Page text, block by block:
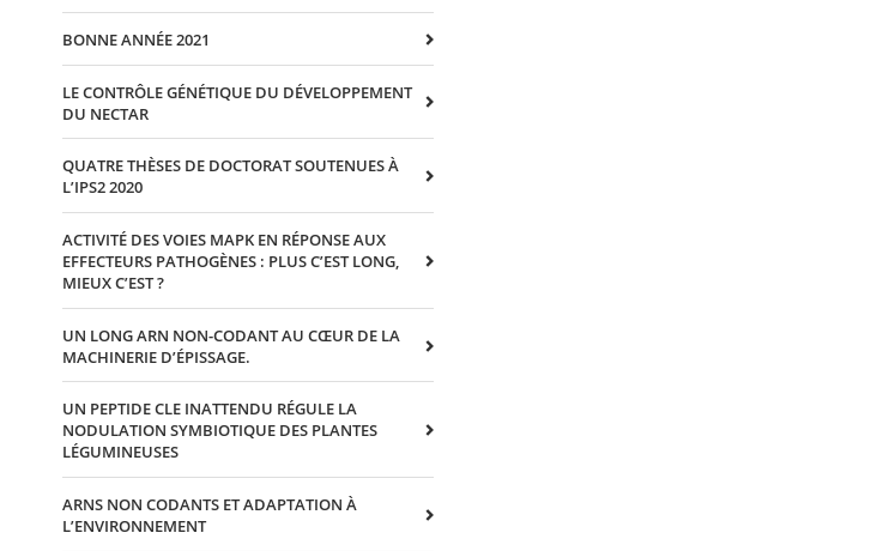
BONNE ANNÉE 2021
LE CONTRÔLE GÉNÉTIQUE DU DÉVELOPPEMENT
DU NECTAR
QUATRE THÈSES DE DOCTORAT SOUTENUES À
L’IPS2 2020
ACTIVITÉ DES VOIES MAPK EN RÉPONSE AUX
EFFECTEURS PATHOGÈNES : PLUS C’EST LONG,
MIEUX C’EST ?
UN LONG ARN NON-CODANT AU CŒUR DE LA
MACHINERIE D’ÉPISSAGE.
UN PEPTIDE CLE INATTENDU RÉGULE LA
NODULATION SYMBIOTIQUE DES PLANTES
LÉGUMINEUSES
ARNS NON CODANTS ET ADAPTATION À
L’ENVIRONNEMENT